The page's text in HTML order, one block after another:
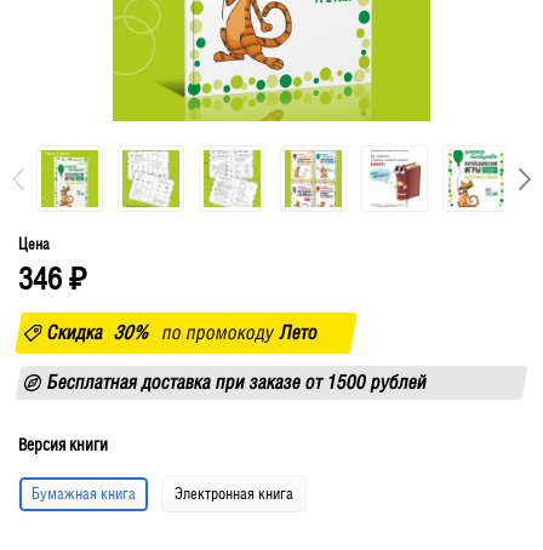
Цена
346 ₽
Скидка 30% по промокоду Лето
Бесплатная доставка при заказе от 1500 рублей
Версия книги
Бумажная книга Электронная книга